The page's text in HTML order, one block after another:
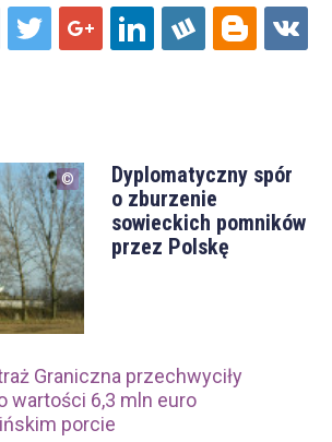
Dyplomatyczny spór
o zburzenie
sowieckich pomników
przez Polskę
Graniczna przechwyciły
wartości 6,3 mln euro
porcie